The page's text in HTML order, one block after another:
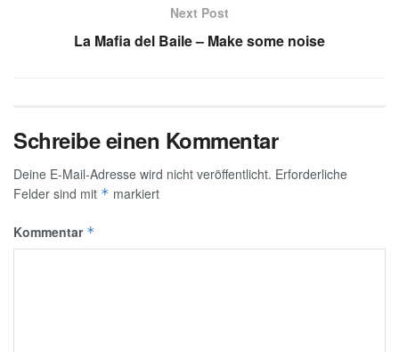
Next Post
La Mafia del Baile – Make some noise
Schreibe einen Kommentar
Deine E-Mail-Adresse wird nicht veröffentlicht. Erforderliche
Felder sind mit * markiert
Kommentar *